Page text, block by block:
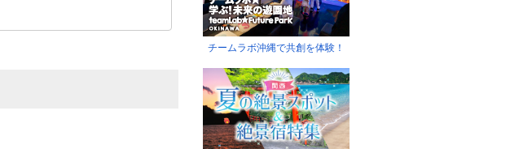
チームラボ沖縄で共創を体験！